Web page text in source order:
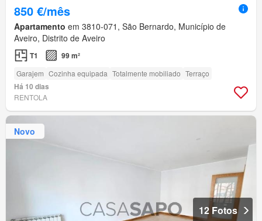
850 €/mês
Apartamento em 3810-071, São Bernardo, Município de
Aveiro, Distrito de Aveiro
T1 99 m²
Garajem Cozinha equipada Totalmente mobiliado Terraço
Há 10 dias
RENTOLA
Novo
12 Fotos